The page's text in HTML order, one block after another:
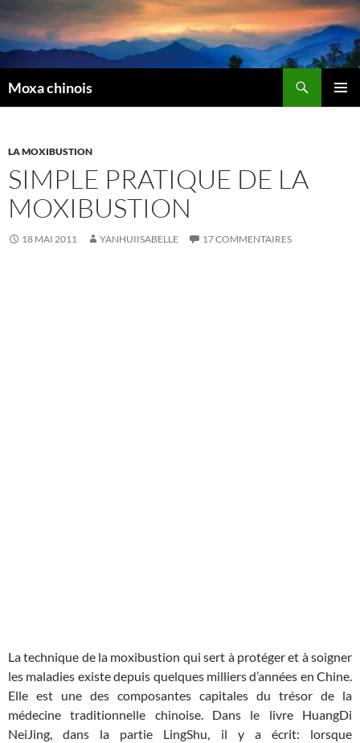
Moxa chinois
LA MOXIBUSTION
SIMPLE PRATIQUE DE LA
MOXIBUSTION
18 MAI 2011 YANHUIISABELLE 17 COMMENTAIRES
La technique de la moxibustion qui sert à protéger et à soigner
les maladies existe depuis quelques milliers d’années en Chine.
Elle est une des composantes capitales du trésor de la
médecine traditionnelle chinoise. Dans le livre HuangDi
NeiJing, dans la partie LingShu, il y a écrit: lorsque